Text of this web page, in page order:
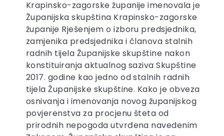
Krapinsko-zagorske županije imenovala je
Županijska skupština Krapinsko-zagorske
županije Rješenjem o izboru predsjednika,
zamjenika predsjednika i članova stalnih
radnih tijela Županijske skupštine nakon
konstituiranja aktualnog saziva Skupštine
2017. godine kao jedno od stalnih radnih
tijela Županijske skupštine. Kako je obveza
osnivanja i imenovanja novog županijskog
povjerenstva za procjenu šteta od
prirodnih nepogoda utvrđena navedenim